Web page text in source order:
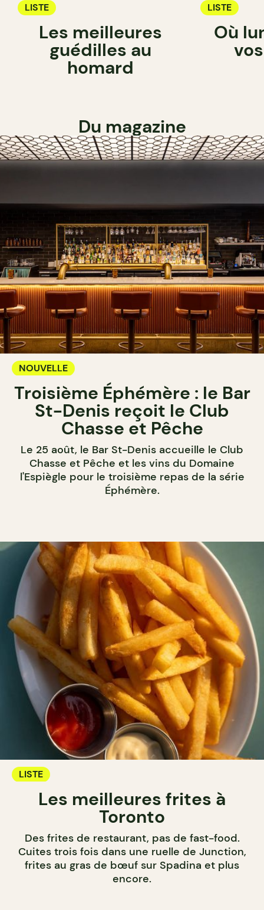
LISTE
Les meilleures
guédilles au
homard
LISTE
Où
Du magazine
NOUVELLE
Troisième Éphémère : le Bar
St-Denis reçoit le Club
Chasse et Pêche
Le 25 août, le Bar St-Denis accueille le Club
Chasse et Pêche et les vins du Domaine
l'Espiègle pour le troisième repas de la série
Éphémère.
LISTE
Les meilleures frites à
Toronto
Des frites de restaurant, pas de fast-food.
Cuites trois fois dans une ruelle de Junction,
frites au gras de bœuf sur Spadina et plus
encore.